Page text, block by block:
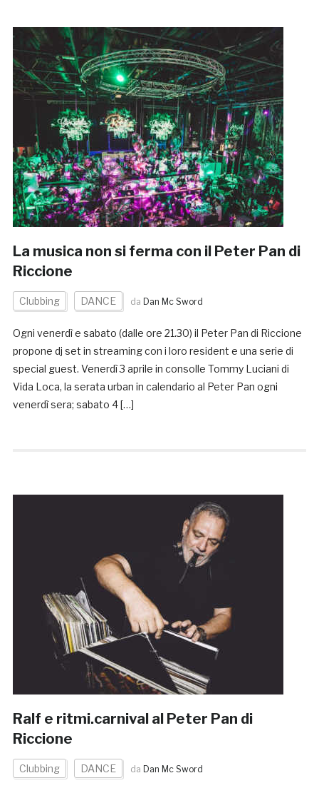
La musica non si ferma con il Peter Pan di
Riccione
Clubbing DANCE da Dan Mc Sword
Ogni venerdì e sabato (dalle ore 21.30) il Peter Pan di Riccione
propone dj set in streaming con i loro resident e una serie di
special guest. Venerdì 3 aprile in consolle Tommy Luciani di
Vida Loca, la serata urban in calendario al Peter Pan ogni
venerdì sera; sabato 4 […]
Ralf e ritmi.carnival al Peter Pan di
Riccione
Clubbing DANCE da Dan Mc Sword